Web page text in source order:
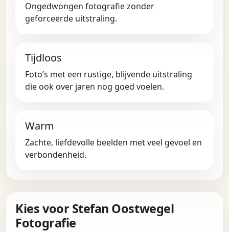
Ongedwongen fotografie zonder
geforceerde uitstraling.
Tijdloos
Foto’s met een rustige, blijvende uitstraling
die ook over jaren nog goed voelen.
Warm
Zachte, liefdevolle beelden met veel gevoel en
verbondenheid.
Kies voor Stefan Oostwegel
Fotografie